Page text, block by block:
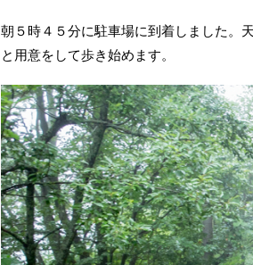
朝５時４５分に駐車場に到着しました。
と用意をして歩き始めます。